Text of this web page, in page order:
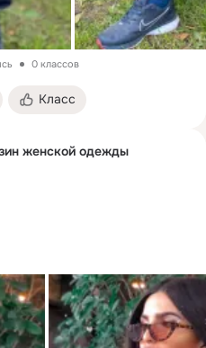
0 классов
Класс
женской одежды